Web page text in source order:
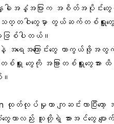
ါအနှံ့အပြားက အစိတ်အပိုင်းတွေ
တဝါတွေမှာ တွယ်ဆက်တစ်ရှူးတွေကို
ြစ်ပါတယ်။
မှုနဲ့ အရေအကြောင်းတွေ ကာကွယ်ဖို့
ဆက်တစ်ရှူး တွေကို အခြားတစ်ရှူး
တ်လုပ်မှုဟာ ကျဆင်းလာပြီးတော့ အရ
ာလည်း သူတို့ရဲ့ အားအင်တွေ ပျော